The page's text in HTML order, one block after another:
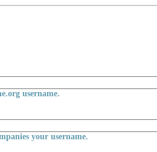
username.
your username.